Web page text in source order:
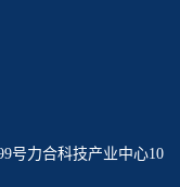
号力合科技产业中心10